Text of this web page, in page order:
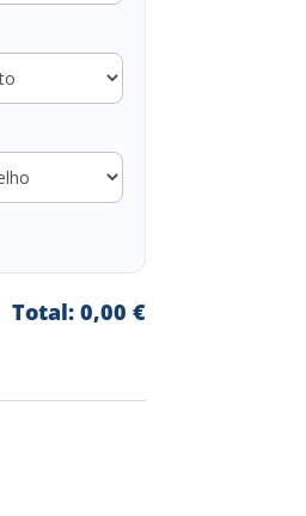
Total: 0,00 €